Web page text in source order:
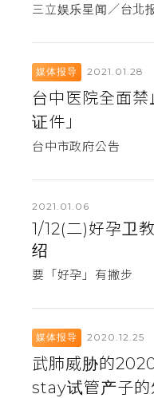
三立娱乐星闻／台北
媒体报导 2021.01.28
台中医院全面
证件」
台中市政府公告
2021.01.06
1/12(二)好孕卫
绍
要「好孕」有撇步
媒体报导 2020.12.25
武肺威胁的
stay试管产子的